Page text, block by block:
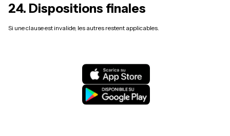
24. Dispositions finales
Si une clause est invalide, les autres restent applicables.